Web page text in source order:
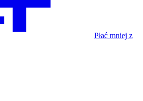
Płać mniej z